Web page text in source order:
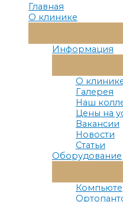
Главная
О клинике
Информация
О
Галерея
Наш
Цены на
Вакансии
Новости
Статьи
Оборудование